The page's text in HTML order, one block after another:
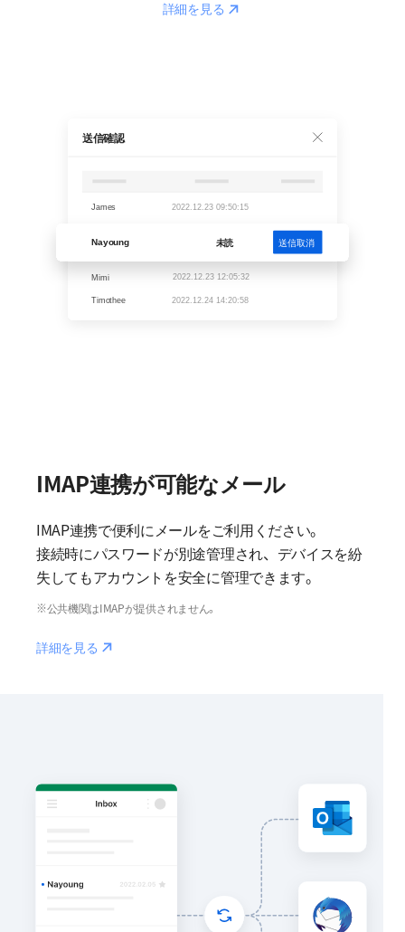
Reaction
詳細を見る
送信確認
James
Timothee
2022.12.23 09:50:15
2022.12.23 12:05:32
2022.12.24 14:20:58
Mimi
未読
Nayoung 送信取消
IMAP連携が可能なメール
IMAP連携で便利にメールをご利用ください。
接続時にパスワードが別途管理され、デバイスを紛
失してもアカウントを安全に管理できます。
※公共機関はIMAPが提供されません。
Reaction
詳細を見る